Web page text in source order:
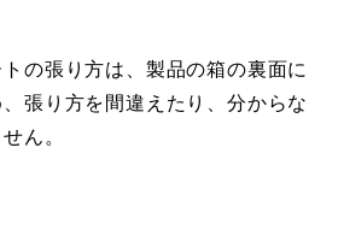
の張り方は、製品の箱の裏面に
張り方を間違えたり、分からな
ん。